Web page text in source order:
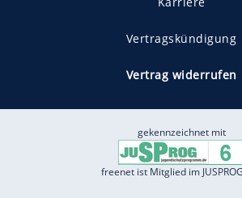
Vertragskündigung
Vertrag widerrufen
gekennzeichnet mit
freenet ist Mitglied im